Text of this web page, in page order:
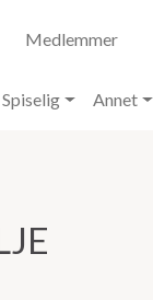
Medlemmer
Spiselig Annet